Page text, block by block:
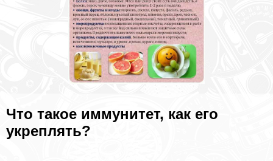
Что такое иммунитет, как его
укреплять?